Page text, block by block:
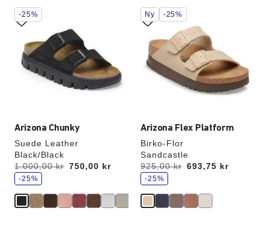
Arizona Chunky
Suede Leather
Black/Black
Før:
1.000,00 kr
nu 750,00 kr
s
p
a
r
-25%
Interaktion
med
prøvefarver
opdatere
produktbilledet
-25%
Arizona Flex Platform
Birko-Flor
Sandcastle
Før:
925,00 kr
nu 693,75 kr
s
p
a
r
-25%
Interaktion
med
prøvefarver
opdatere
produktbilledet
Ny -25%